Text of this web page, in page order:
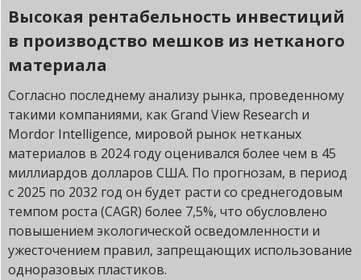
Высокая рентабельность инвестиций
в производство мешков из нетканого
материала
Согласно последнему анализу рынка, проведенному
такими компаниями, как Grand View Research и
Mordor Intelligence, мировой рынок нетканых
материалов в 2024 году оценивался более чем в 45
миллиардов долларов США. По прогнозам, в период
с 2025 по 2032 год он будет расти со среднегодовым
темпом роста (CAGR) более 7,5%, что обусловлено
повышением экологической осведомленности и
ужесточением правил, запрещающих использование
одноразовых пластиков.